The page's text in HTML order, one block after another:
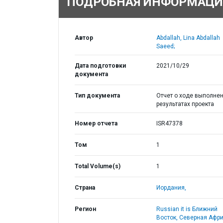
Автор
Abdallah, Lina Abdallah
Saeed;
Дата подготовки
документа
2021/10/29
Тип документа
Отчет о ходе
результатах проекта
Номер отчета ISR47378
Том 1
Total Volume(s) 1
Страна Иордания,
Регион
Russian it is Ближний
Восток, Северная